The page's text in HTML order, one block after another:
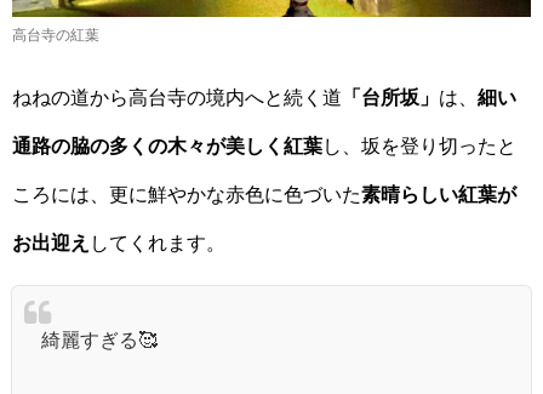
高台寺の紅葉
ねねの道から高台寺の境内へと続く道 「台所坂」 は、 細い
通路の脇の多くの木々が美しく紅葉し、坂を登り切ったと
ころには、更に鮮やかな赤色に色づいた素晴らしい紅葉が
お出迎え してくれます。
綺麗すぎる🥰